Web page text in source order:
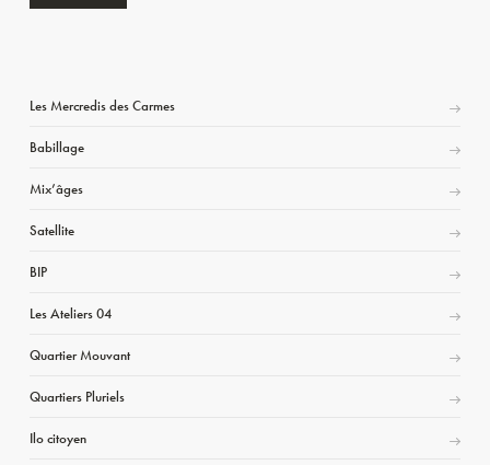
Les Mercredis des Carmes
Babillage
Mix’âges
Satellite
BIP
Les Ateliers 04
Quartier Mouvant
Quartiers Pluriels
Ilo citoyen